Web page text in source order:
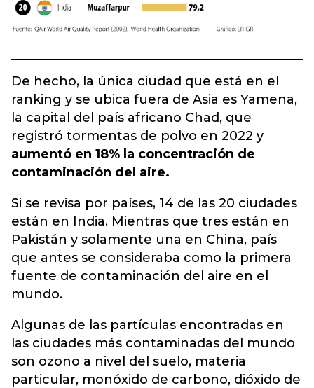
De hecho, la única ciudad que está en el
ranking y se ubica fuera de Asia es Yamena,
la capital del país africano Chad, que
registró tormentas de polvo en 2022 y
aumentó en 18% la concentración de
contaminación del aire.
Si se revisa por países, 14 de las 20 ciudades
están en India. Mientras que tres están en
Pakistán y solamente una en China, país
que antes se consideraba como la primera
fuente de contaminación del aire en el
mundo.
Algunas de las partículas encontradas en
las ciudades más contaminadas del mundo
son ozono a nivel del suelo, materia
particular, monóxido de carbono, dióxido de